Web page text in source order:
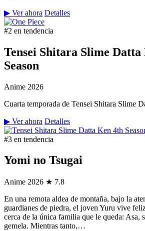
▶ Ver ahora Detalles
#2 en tendencia
Tensei Shitara Slime Datta
Season
Anime 2026
Cuarta temporada de Tensei Shitara Slime
▶ Ver ahora Detalles
#3 en tendencia
Yomi no Tsugai
Anime 2026 ★ 7.8
En una remota aldea de montaña, bajo la
guardianes de piedra, el joven Yuru vive
cerca de la única familia que le queda: Asa,
gemela. Mientras tanto,…